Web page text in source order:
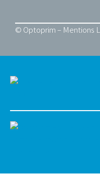
© Optoprim – Mentions